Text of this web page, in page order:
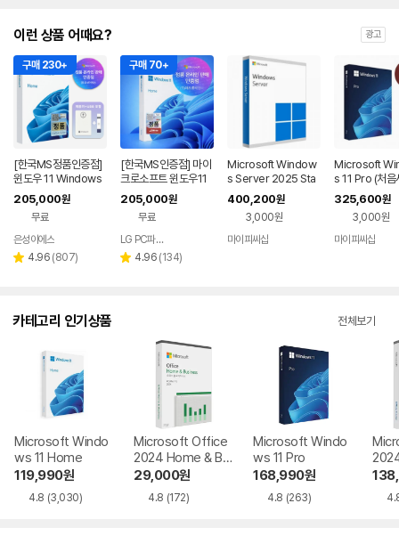
이런 상품 어때요? 광고
구매 230+
[한국MS정품인증점]
윈도우 11 Windows
Home FPP 처음사용
자용 USB 영구 버전
제품키 + EZPDF 번들
합본팩
205,000원
무료
페이
은성이에스
별 4.96 리
(807)
구매 70+
[한국MS인증점] 마이
크로소프트 윈도우11
홈 Windows Home
FPP 처음사용자용 한
글 USB포함
205,000원
무료
페이
LG PC파트너 해오름
별 4.96 리
(134)
Microsoft Window
s Server 2025 Sta
ndard 기업용 (5CAL
추가용 DSP 한글)
400,200원
3,000원
마이피씨샵
Microsoft
s 11 Pro (처음
용 한글)
325,600원
3,000원
마이피씨샵
카테고리 인기상품 전체보기
Microsoft Windo
ws 11 Home
119,990원
4.8 (3,030)
Microsoft Office
2024 Home & Bu
siness
29,000원
4.8 (172)
Microsoft Windo
ws 11 Pro
168,990원
4.8 (263)